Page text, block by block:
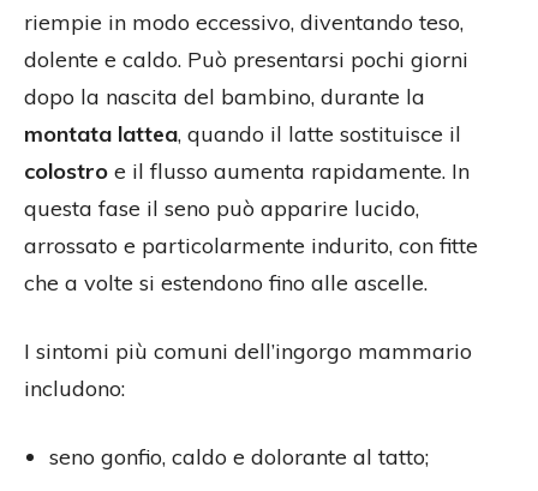
riempie in modo eccessivo, diventando teso,
dolente e caldo. Può presentarsi pochi giorni
dopo la nascita del bambino, durante la
montata lattea, quando il latte sostituisce il
colostro e il flusso aumenta rapidamente. In
questa fase il seno può apparire lucido,
arrossato e particolarmente indurito, con fitte
che a volte si estendono fino alle ascelle.
I sintomi più comuni dell’ingorgo mammario
includono:
seno gonfio, caldo e dolorante al tatto;